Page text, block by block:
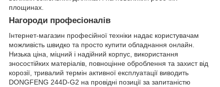
площинах.
Нагороди професіоналів
Інтернет-магазин професійної техніки надає користувачам
можливість швидко та просто купити обладнання онлайн.
Низька ціна, міцний і надійний корпус, використання
зносостійких матеріалів, повноцінне оброблення та захист від
корозії, тривалий термін активної експлуатації виводить
DONGFENG 244D-G2 на провідні позиції за запитаністю